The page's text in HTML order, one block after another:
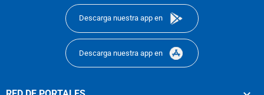
Descarga nuestra app en
Descarga nuestra app en